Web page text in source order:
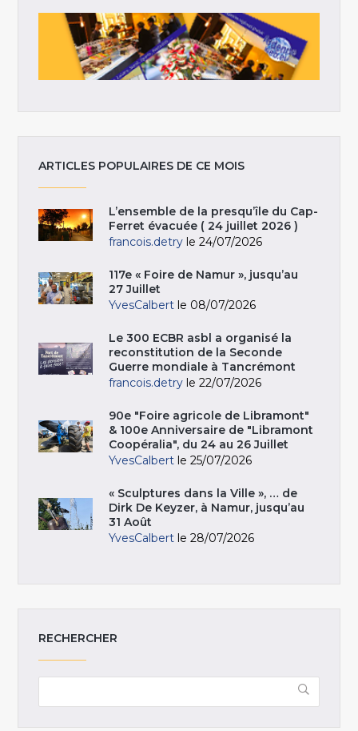
ARTICLES POPULAIRES DE CE MOIS
L’ensemble de la presqu’île du Cap-
Ferret évacuée ( 24 juillet 2026 )
francois.detry le 24/07/2026
117e « Foire de Namur », jusqu’au
27 Juillet
YvesCalbert le 08/07/2026
Le 300 ECBR asbl a organisé la
reconstitution de la Seconde
Guerre mondiale à Tancrémont
francois.detry le 22/07/2026
90e "Foire agricole de Libramont"
& 100e Anniversaire de "Libramont
Coopéralia", du 24 au 26 Juillet
YvesCalbert le 25/07/2026
« Sculptures dans la Ville », … de
Dirk De Keyzer, à Namur, jusqu’au
31 Août
YvesCalbert le 28/07/2026
RECHERCHER